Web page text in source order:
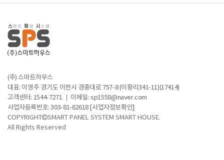
(주) 스마트하우스
대표: 이영주 경기도 이천시 경충대로 757-8 (이황리341-11)(17414)
고객센터: 1544-7271 이메일:sp1558@naver.com
사업자등록번호: 303-81-62618 [사업자정보확인]
COPYRIGHT
SMART PANEL SYSTEM SMART HOUSE.
All Rights Reserved